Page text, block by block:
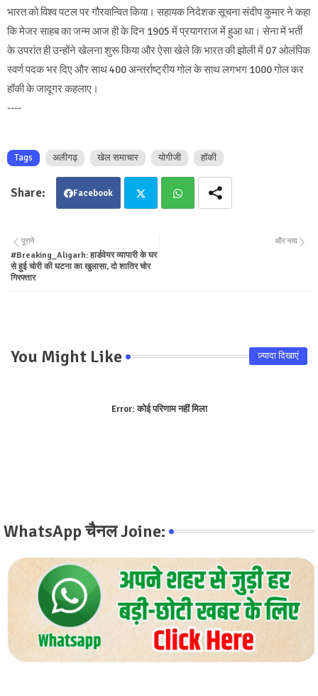
भारत को विश्व पटल पर गौरवान्वित किया। सहायक निदेशक सूचना संदीप कुमार ने कहा
कि मेजर साहब का जन्म आज ही के दिन 1905 में प्रयागराज में हुआ था। सेना में भर्ती
के उपरांत ही उन्होंने खेलना शुरू किया और ऐसा खेले कि भारत की झोली में 07 ओलंपिक
स्वर्ण पदक भर दिए और साथ 400 अन्तर्राष्ट्रीय गोल के साथ लगभग 1000 गोल कर
हॉकी के जादूगर कहलाए।
----
Tags अलीगढ़ खेल समाचार योगीजी हॉकी
Facebook
ter
और नया
पुराने
#Breaking_Aligarh: हार्डवेयर व्यापारी के घर
से हुई चोरी की घटना का खुलासा, दो शातिर चोर
गिरफ्तार
You Might Like ज़्यादा दिखाएं
Error:कोई परिणाम नहीं मिला
WhatsApp चैनल Joine: